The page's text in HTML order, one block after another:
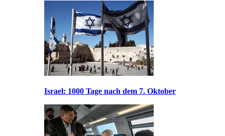
Israel: 1000 Tage nach dem 7. Oktober